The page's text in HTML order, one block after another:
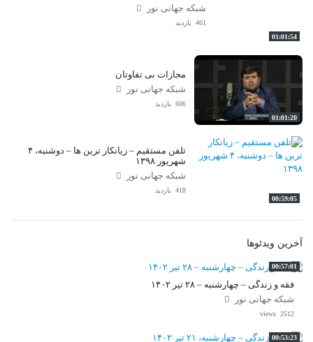
01:01:54
شبکه جهانی نور
461 بازدید
01:01:20
مجازات بی تفاوتان
شبکه جهانی نور
606 بازدید
00:59:05
تلفن مستقیم – زیانکار ترین ها – دوشنبه، ۴
شهریور ۱۳۹۸
شبکه جهانی نور
418 بازدید
آخرین ویدئوها
00:57:01
فقه و زندگی – چهارشنبه – ۲۸ تیر ۱۴۰۲
شبکه جهانی نور
2512 views
00:53:23